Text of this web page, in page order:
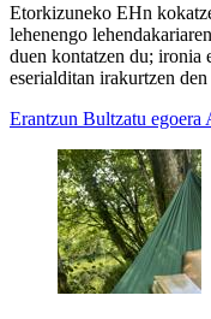
Etorkizuneko EHn
lehenengo
duen kontatzen du; ironia
eserialditan irakurtzen
Erantzun Bultzatu egoera